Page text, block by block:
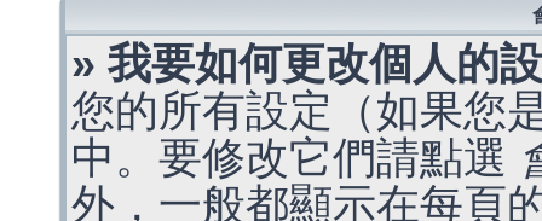
» 我要如何更改個人的
您的所有設定（如果您
中。要修改它們請點選
外，一般都顯示在每頁